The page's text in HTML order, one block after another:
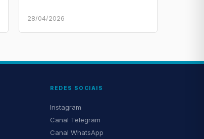
28/04/2026
REDES SOCIAIS
Instagram
Canal Telegram
Canal WhatsApp